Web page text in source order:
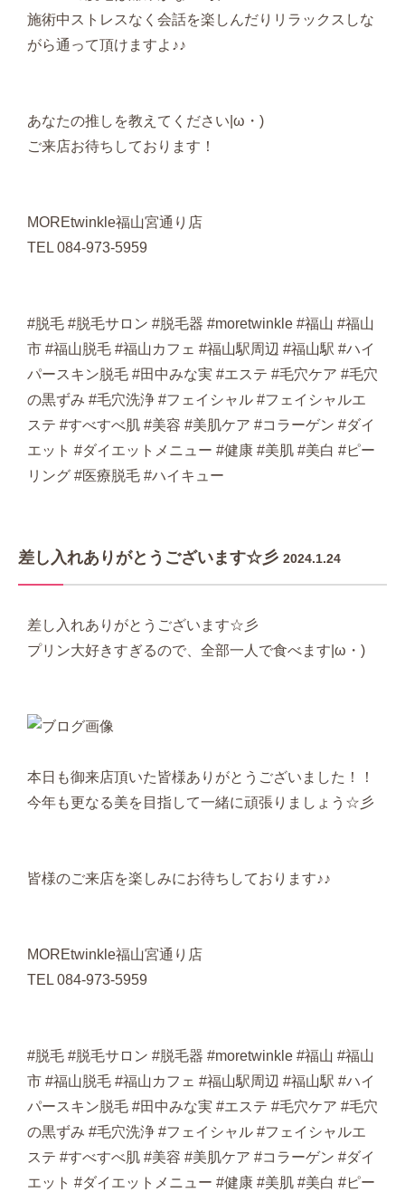
施術中ストレスなく会話を楽しんだりリラックスしな
がら通って頂けますよ♪♪
あなたの推しを教えてください|ω・)
ご来店お待ちしております！
MOREtwinkle福山宮通り店
TEL 084-973-5959
#脱毛 #脱毛サロン #脱毛器 #moretwinkle #福山 #福山
市 #福山脱毛 #福山カフェ #福山駅周辺 #福山駅 #ハイ
パースキン脱毛 #田中みな実 #エステ #毛穴ケア #毛穴
の黒ずみ #毛穴洗浄 #フェイシャル #フェイシャルエ
ステ #すべすべ肌 #美容 #美肌ケア #コラーゲン #ダイ
エット #ダイエットメニュー #健康 #美肌 #美白 #ピー
リング #医療脱毛 #ハイキュー
差し入れありがとうございます☆彡 2024.1.24
差し入れありがとうございます☆彡
プリン大好きすぎるので、全部一人で食べます|ω・)
本日も御来店頂いた皆様ありがとうございました！！
今年も更なる美を目指して一緒に頑張りましょう☆彡
皆様のご来店を楽しみにお待ちしております♪♪
MOREtwinkle福山宮通り店
TEL 084-973-5959
#脱毛 #脱毛サロン #脱毛器 #moretwinkle #福山 #福山
市 #福山脱毛 #福山カフェ #福山駅周辺 #福山駅 #ハイ
パースキン脱毛 #田中みな実 #エステ #毛穴ケア #毛穴
の黒ずみ #毛穴洗浄 #フェイシャル #フェイシャルエ
ステ #すべすべ肌 #美容 #美肌ケア #コラーゲン #ダイ
エット #ダイエットメニュー #健康 #美肌 #美白 #ピー